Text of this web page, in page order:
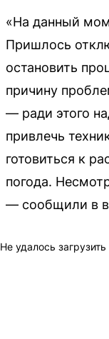
«На данный
Пришлось
остановить
причину
— ради этого
привлечь
готовиться к
погода.
— сообщили в
Не удалось загрузить